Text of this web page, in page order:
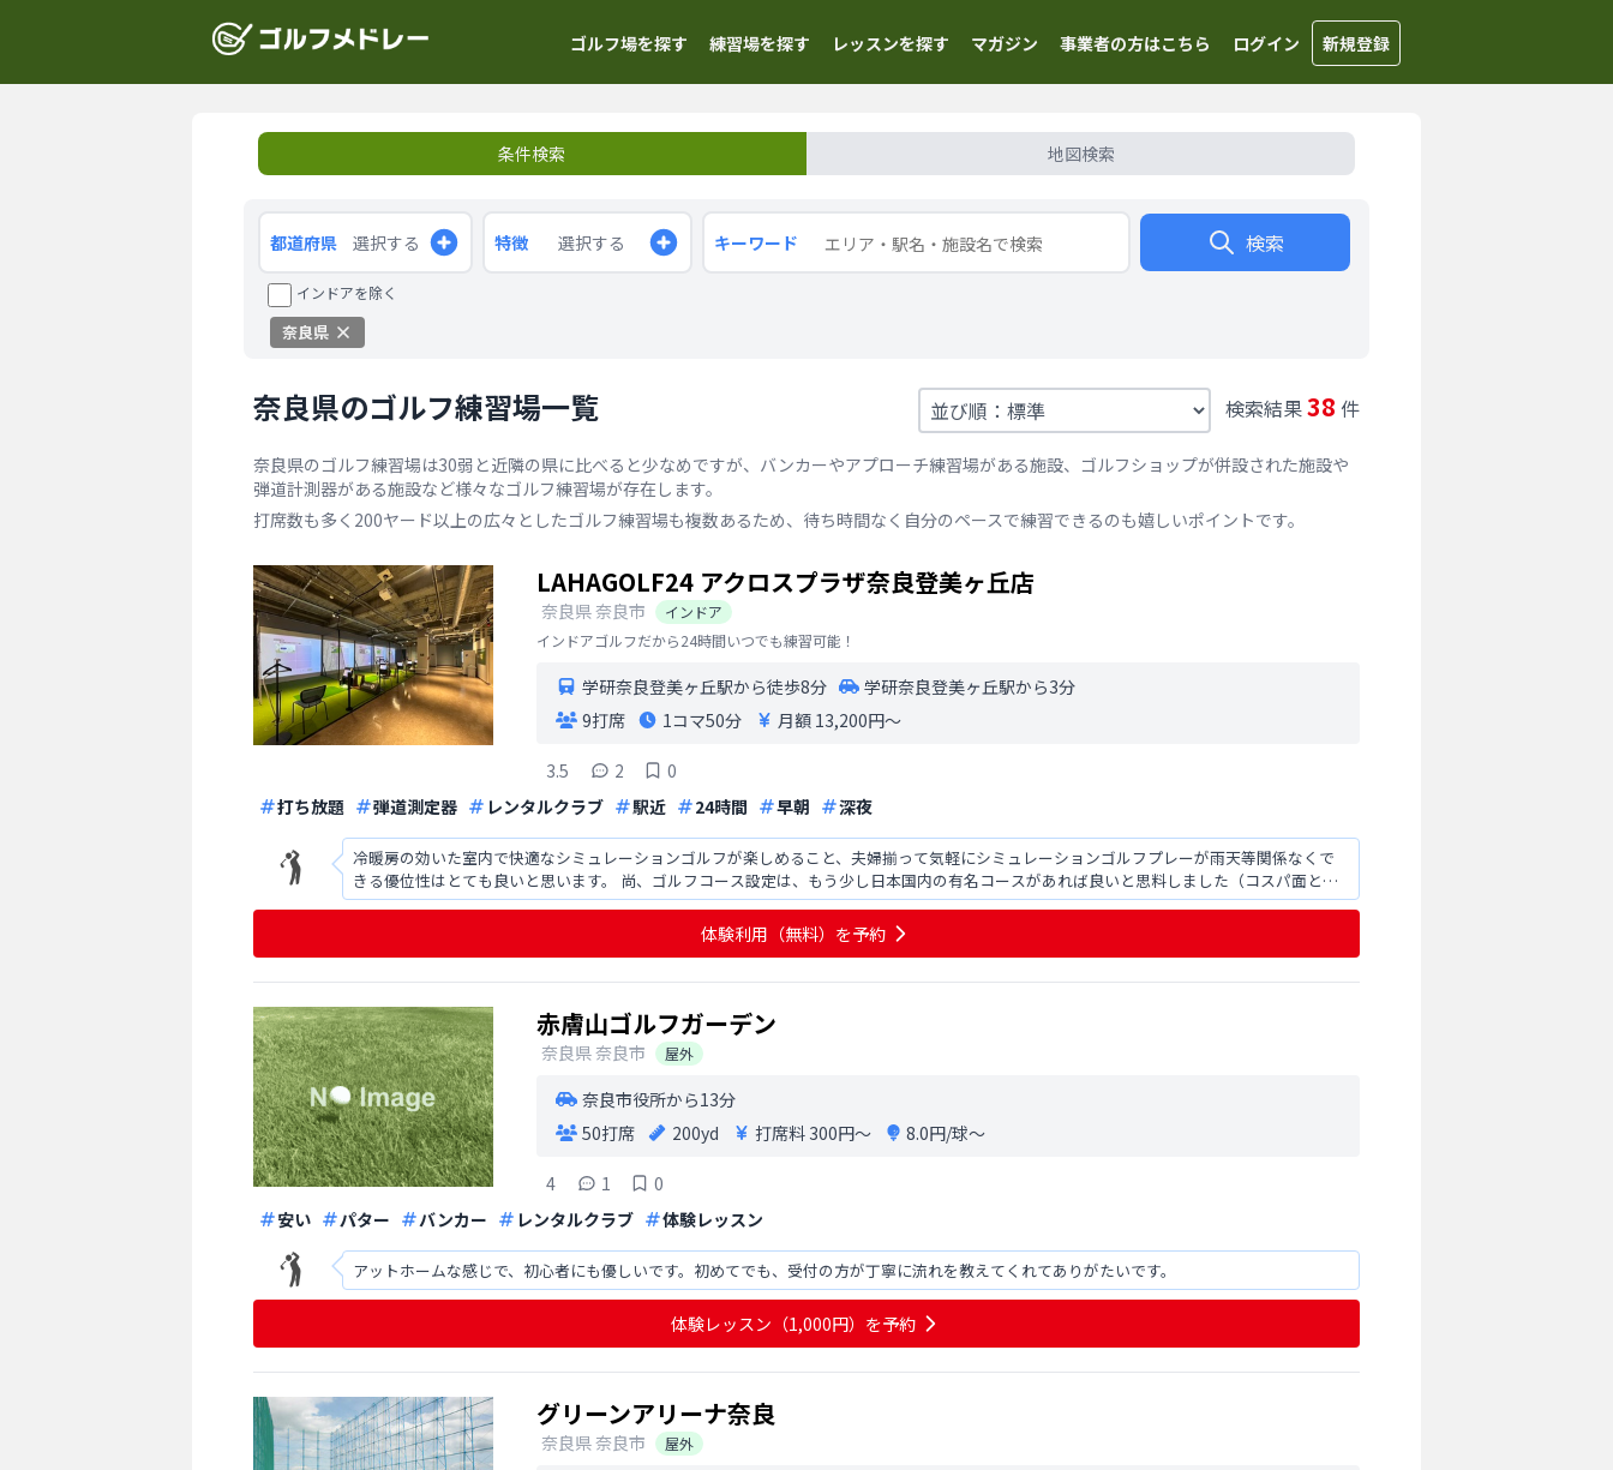
ゴルフ場を探す 練習場を探す レッスンを探す マガジン 事業者の方はこちら ログイン 新規登録
条件検索 地図検索
都道府県 選択する 特徴 選択する キーワード 検索
インドアを除く
奈良県
奈良県のゴルフ練習場一覧 検索結果38 件
奈良県のゴルフ練習場は30弱と近隣の県に比べると少なめですが、バンカーやアプローチ練習場がある施設、ゴルフショップが併設された施設や
弾道計測器がある施設など様々なゴルフ練習場が存在します。
打席数も多く200ヤード以上の広々としたゴルフ練習場も複数あるため、待ち時間なく自分のペースで練習できるのも嬉しいポイントです。
LAHAGOLF24 アクロスプラザ奈良登美ヶ丘店
奈良県奈良市
インドア
インドアゴルフだから24時間いつでも練習可能！
学研奈良登美ヶ丘駅から徒歩8分
学研奈良登美ヶ丘駅から3分
9打席
1コマ50分 月額 13,200円〜
3.5 2
0
打ち放題
弾道測定器 レンタルクラブ 駅近 24時間 早朝 深夜
冷暖房の効いた室内で快適なシミュレーションゴルフが楽しめること、夫婦揃って気軽にシミュレーションゴルフプレーが雨天等関係なくで
きる優位性はとても良いと思います。 尚、ゴルフコース設定は、もう少し日本国内の有名コースがあれば良いと思料しました（コスパ面とも
連動するかと思います）。 また、パターのシミュ
体験利用（無料）を予約
赤膚山ゴルフガーデン
奈良県奈良市 屋外
奈良市役所から13分
50打席
200yd 打席料 300円〜 8.0円/球〜
4 1
0
安い
パター バンカー レンタルクラブ 体験レッスン
アットホームな感じで、初心者にも優しいです。初めてでも、受付の方が丁寧に流れを教えてくれてありがたいです。
体験レッスン（1,000円）を予約
グリーンアリーナ奈良
奈良県奈良市 屋外